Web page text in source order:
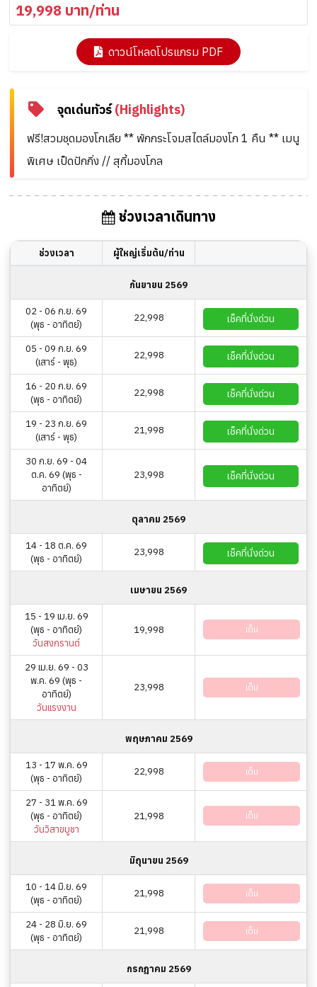
19,998 บาท/ท่าน
ดาวน์โหลดโปรแกรม PDF
จุดเด่นทัวร์(Highlights)
ฟรี!สวมชุดมองโกเลีย ** พักกระโจมสไตล์มองโก 1 คืน ** เมนู
พิเศษ เป็ดปักกิ่ง // สุกี้มองโกล
ช่วงเวลาเดินทาง
ช่วงเวลา ผู้ใหญ่เริ่มต้น/ท่าน
กันยายน 2569
02 - 06 ก.ย. 69
(พุธ - อาทิตย์)
22,998 เช็คที่นั่งด่วน
05 - 09 ก.ย. 69
(เสาร์ - พุธ)
22,998 เช็คที่นั่งด่วน
16 - 20 ก.ย. 69
(พุธ - อาทิตย์)
22,998 เช็คที่นั่งด่วน
19 - 23 ก.ย. 69
(เสาร์ - พุธ)
21,998 เช็คที่นั่งด่วน
30 ก.ย. 69 - 04
ต.ค. 69 (พุธ -
อาทิตย์)
23,998 เช็คที่นั่งด่วน
ตุลาคม 2569
14 - 18 ต.ค. 69
(พุธ - อาทิตย์)
23,998 เช็คที่นั่งด่วน
เมษายน 2569
15 - 19 เม.ย. 69
(พุธ - อาทิตย์)
วันสงกรานต์
19,998 เต็ม
29 เม.ย. 69 - 03
พ.ค. 69 (พุธ -
อาทิตย์)
วันแรงงาน
23,998 เต็ม
พฤษภาคม 2569
13 - 17 พ.ค. 69
(พุธ - อาทิตย์)
22,998 เต็ม
27 - 31 พ.ค. 69
(พุธ - อาทิตย์)
วันวิสาขบูชา
21,998 เต็ม
มิถุนายน 2569
10 - 14 มิ.ย. 69
(พุธ - อาทิตย์)
21,998 เต็ม
24 - 28 มิ.ย. 69
(พุธ - อาทิตย์)
21,998 เต็ม
กรกฎาคม 2569